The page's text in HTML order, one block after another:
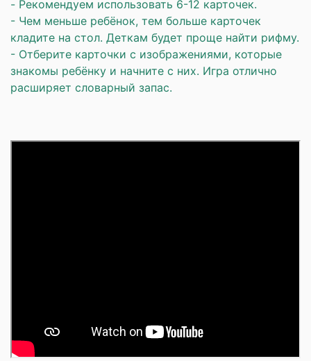
- Рекомендуем использовать 6-12 карточек.
- Чем меньше ребёнок, тем больше карточек
кладите на стол. Деткам будет проще найти рифму.
- Отберите карточки с изображениями, которые
знакомы ребёнку и начните с них. Игра отлично
расширяет словарный запас.